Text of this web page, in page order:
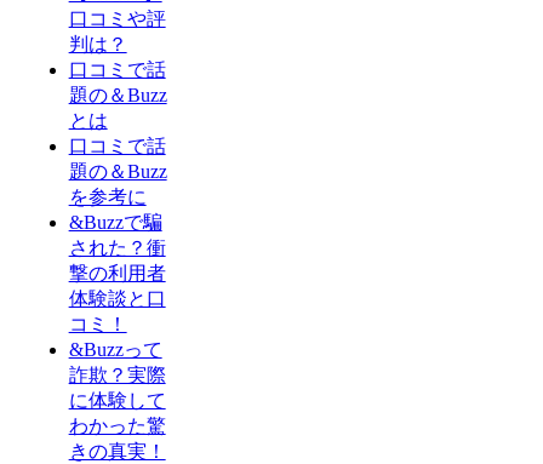
口コミや評
判は？
口コミで話
題の＆Buzz
とは
口コミで話
題の＆Buzz
を参考に
&Buzzで騙
された？衝
撃の利用者
体験談と口
コミ！
&Buzzって
詐欺？実際
に体験して
わかった驚
きの真実！